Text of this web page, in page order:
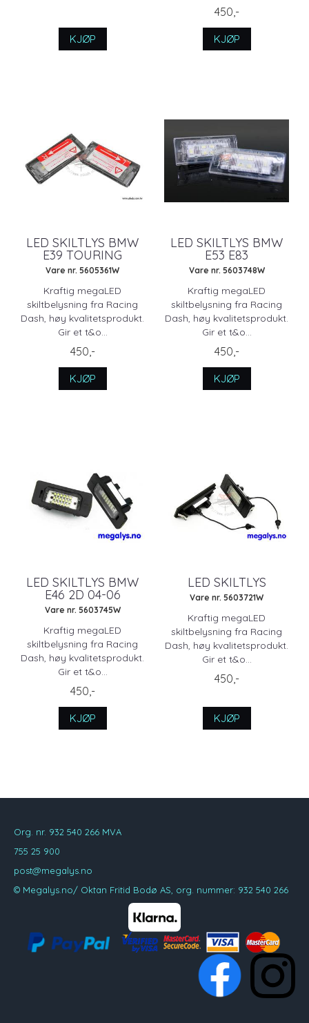
KJØP
450,-
KJØP
LED SKILTLYS BMW
E39 TOURING
Vare nr. 5605361W
Kraftig megaLED
skiltbelysning fra Racing
Dash, høy kvalitetsprodukt.
Gir et t&o...
450,-
KJØP
LED SKILTLYS BMW
E53 E83
Vare nr. 5603748W
Kraftig megaLED
skiltbelysning fra Racing
Dash, høy kvalitetsprodukt.
Gir et t&o...
450,-
KJØP
LED SKILTLYS BMW
E46 2D 04-06
Vare nr. 5603745W
Kraftig megaLED
skiltbelysning fra Racing
Dash, høy kvalitetsprodukt.
Gir et t&o...
450,-
KJØP
LED SKILTLYS
Vare nr. 5603721W
Kraftig megaLED
skiltbelysning fra Racing
Dash, høy kvalitetsprodukt.
Gir et t&o...
450,-
KJØP
Org. nr. 932 540 266 MVA
755 25 900
post@megalys.no
© Megalys.no/ Oktan Fritid Bodø AS, org. nummer: 932 540 266